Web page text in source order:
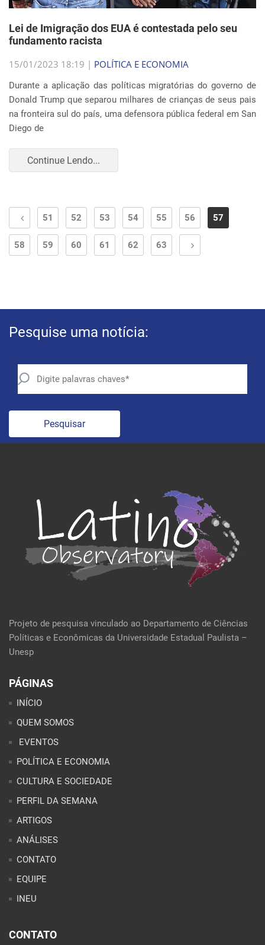
Lei de Imigração dos EUA é contestada pelo seu
fundamento racista
15/01/2023 18:19 | POLÍTICA E ECONOMIA
Durante a aplicação das políticas migratórias do governo de
Donald Trump que separou milhares de crianças de seus pais
na fronteira sul do país, uma defensora pública federal em San
Diego de
Continue Lendo...
51 52 53 54 55 56 57
58 59 60 61 62 63
Pesquise uma notícia:
Pesquisar
Projeto de pesquisa vinculado ao Departamento de Ciências
Políticas e Econômicas da Universidade Estadual Paulista –
Unesp
PÁGINAS
INÍCIO
QUEM SOMOS
EVENTOS
POLÍTICA E ECONOMIA
CULTURA E SOCIEDADE
PERFIL DA SEMANA
ARTIGOS
ANÁLISES
CONTATO
EQUIPE
INEU
CONTATO